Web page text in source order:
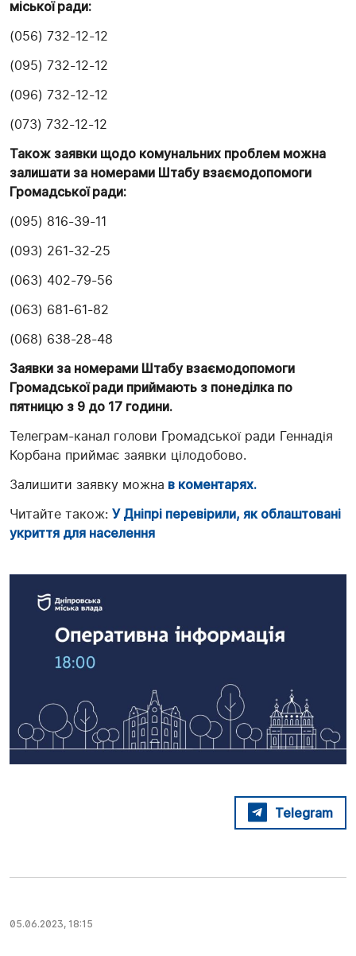
міської ради:
(056) 732-12-12
(095) 732-12-12
(096) 732-12-12
(073) 732-12-12
Також заявки щодо комунальних проблем можна
залишати за номерами Штабу взаємодопомоги
Громадської ради:
(095) 816-39-11
(093) 261-32-25
(063) 402-79-56
(063) 681-61-82
(068) 638-28-48
Заявки за номерами Штабу взаємодопомоги
Громадської ради приймають з понеділка по
пятницю з 9 до 17 години.
Телеграм-канал голови Громадської ради Геннадія
Корбана приймає заявки цілодобово.
Залишити заявку можна в коментарях.
Читайте також: У Дніпрі перевірили, як облаштовані
укриття для населення
Telegram
05.06.2023, 18:15